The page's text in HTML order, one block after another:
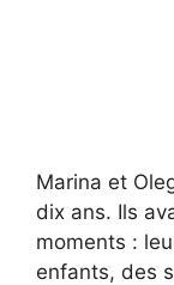
Marina et
dix ans. Ils
moments :
enfants, des